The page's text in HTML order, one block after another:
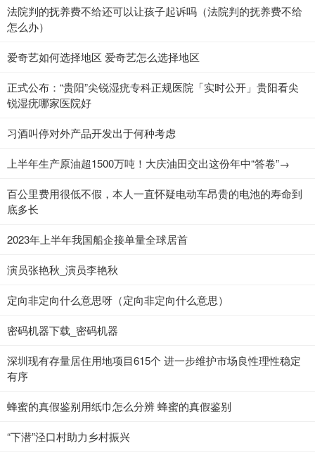
法院判的抚养费不给还可以让孩子起诉吗（法院判的抚养费不给
怎么办）
爱奇艺如何选择地区 爱奇艺怎么选择地区
正式公布：“贵阳”尖锐湿疣专科正规医院「实时公开」贵阳看尖
锐湿疣哪家医院好
​习酒叫停对外产品开发出于何种考虑
上半年生产原油超1500万吨！大庆油田交出这份年中“答卷”→
百公里费用很低不假，本人一直怀疑电动车昂贵的电池的寿命到
底多长
2023年上半年我国船企接单量全球居首
演员张艳秋_演员李艳秋
定向非定向什么意思呀（定向非定向什么意思）
密码机器下载_密码机器
深圳现有存量居住用地项目615个 进一步维护市场良性理性稳定
有序
蜂蜜的真假鉴别用纸巾怎么分辨 蜂蜜的真假鉴别
“下潜”泾口村助力乡村振兴